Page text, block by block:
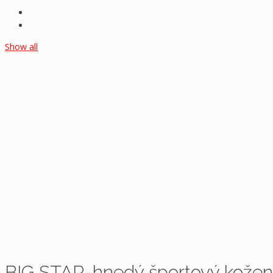
Show all